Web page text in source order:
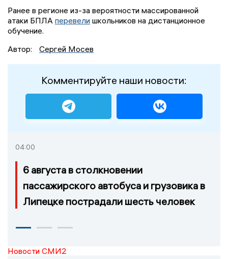
Ранее в регионе из-за вероятности массированной
атаки БПЛА перевели школьников на дистанционное
обучение.
Автор:
Сергей Мосев
Комментируйте наши новости:
04:00
6 августа в столкновении
пассажирского автобуса и грузовика в
Липецке пострадали шесть человек
Новости СМИ2